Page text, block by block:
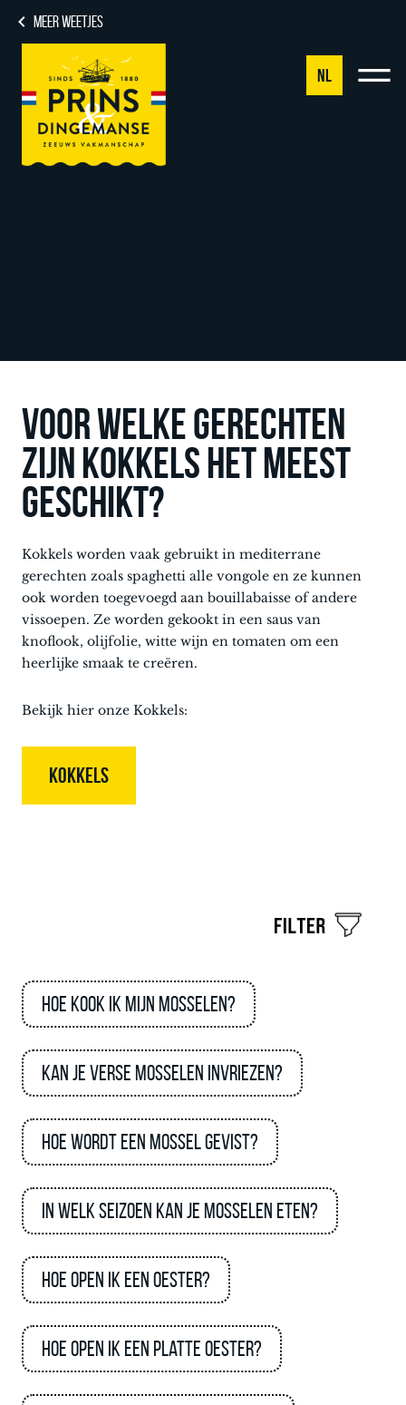
MEER WEETJES
NL
Voor welke gerechten
zijn kokkels het meest
geschikt?
Kokkels worden vaak gebruikt in mediterrane
gerechten zoals spaghetti alle vongole en ze kunnen
ook worden toegevoegd aan bouillabaisse of andere
vissoepen. Ze worden gekookt in een saus van
knoflook, olijfolie, witte wijn en tomaten om een
heerlijke smaak te creëren.
Bekijk hier onze Kokkels:
KOKKELS
Hoe kook ik mijn mosselen?
Kan je verse mosselen invriezen?
Hoe wordt een mossel gevist?
In welk seizoen kan je mosselen eten?
Hoe open ik een oester?
Hoe open ik een platte oester?